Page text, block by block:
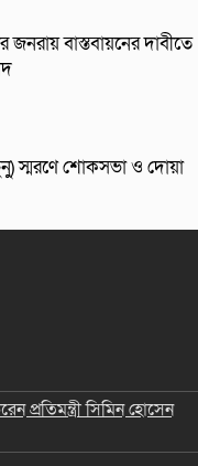
বাস্তবায়নের দাবীতে
স্মরণে শোকসভা ও দোয়া
প্রতিমন্ত্রী সিমিন হোসেন